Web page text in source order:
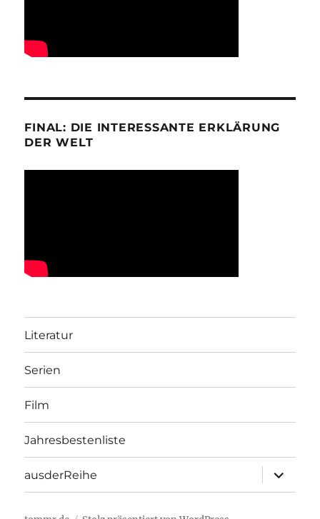
FINAL: DIE INTERESSANTE ERKLÄRUNG
DER WELT
Literatur
Serien
Film
Jahresbestenliste
ausderReihe
öffnen